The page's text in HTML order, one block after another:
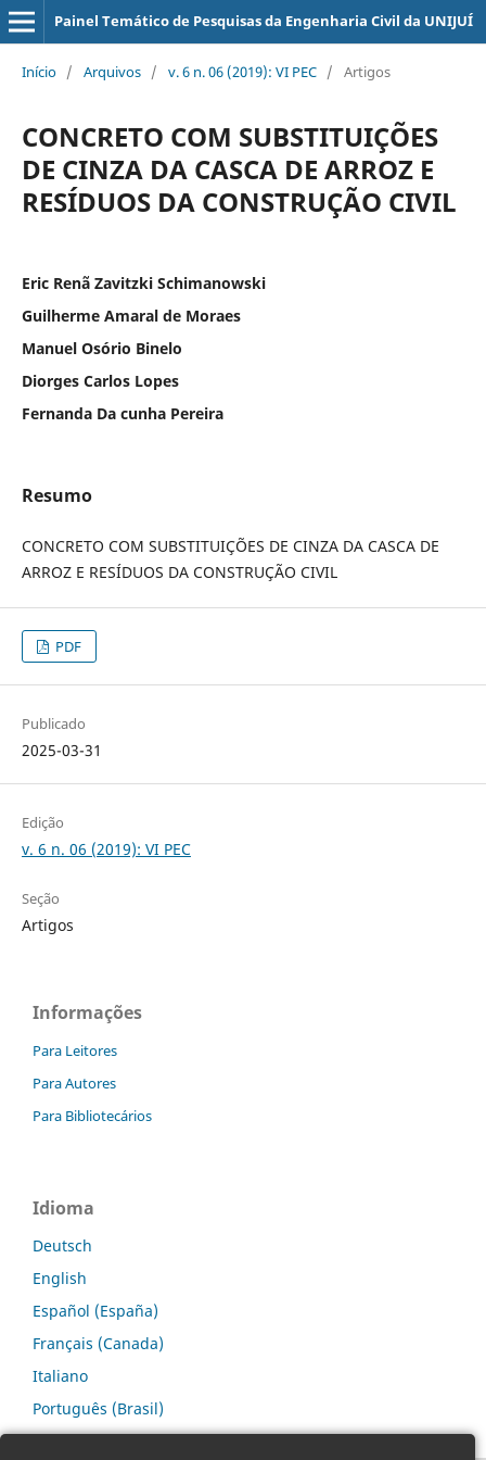
Painel Temático de Pesquisas da Engenharia Civil da UNIJUÍ
Início / Arquivos / v. 6 n. 06 (2019): VI PEC / Artigos
CONCRETO COM SUBSTITUIÇÕES
DE CINZA DA CASCA DE ARROZ E
RESÍDUOS DA CONSTRUÇÃO CIVIL
Eric Renã Zavitzki Schimanowski
Guilherme Amaral de Moraes
Manuel Osório Binelo
Diorges Carlos Lopes
Fernanda Da cunha Pereira
Resumo
CONCRETO COM SUBSTITUIÇÕES DE CINZA DA CASCA DE
ARROZ E RESÍDUOS DA CONSTRUÇÃO CIVIL
PDF
Publicado
2025-03-31
Edição
v. 6 n. 06 (2019): VI PEC
Seção
Artigos
Informações
Para Leitores
Para Autores
Para Bibliotecários
Idioma
Deutsch
English
Español (España)
Français (Canada)
Italiano
Português (Brasil)